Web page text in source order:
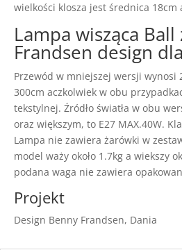
wielkości klosza jest średnica
Lampa wisząca
Frandsen design
Przewód w mniejszej wersji wynosi
300cm aczkolwiek w obu
tekstylnej. Źródło światła w obu
oraz większym, to E27 MAX.40W.
Lampa nie zawiera żarówki w
model waży około 1.7kg a wiekszy
podana waga nie zawiera
Projekt
Design Benny Frandsen, Dania